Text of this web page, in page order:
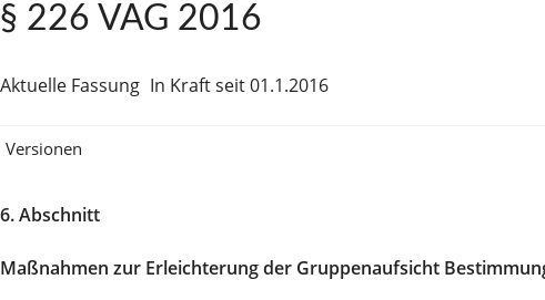
§ 226 VAG 2016
Aktuelle Fassung In Kraft seit 01.1.2016
Versionen
6. Abschnitt
Maßnahmen zur Erleichterung der Gruppenaufsicht